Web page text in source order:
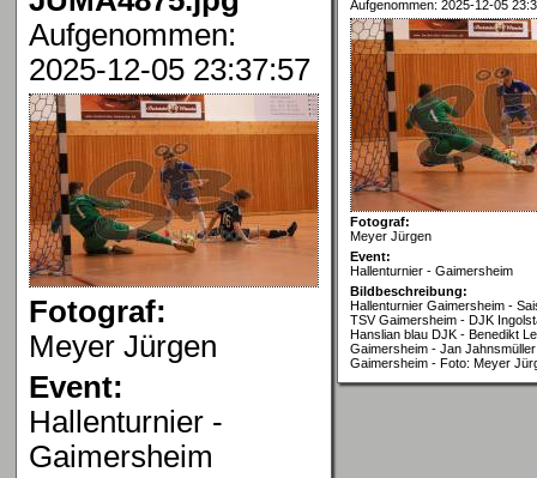
Aufgenommen:
2025-12-05 23:37:57
Fotograf:
Meyer Jürgen
Event:
Hallenturnier -
Gaimersheim
Aufgenommen: 2025-12-05
Fotograf:
Meyer Jürgen
Event:
Hallenturnier - Gaimersheim
Bildbeschreibung:
Hallenturnier Gaimersheim -
TSV Gaimersheim - DJK
Hanslian blau DJK - Benedikt
Gaimersheim - Jan
Gaimersheim - Foto: Meyer